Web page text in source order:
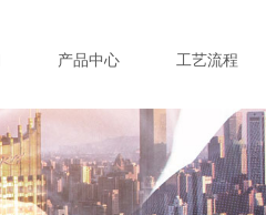
产品中心 工艺流程